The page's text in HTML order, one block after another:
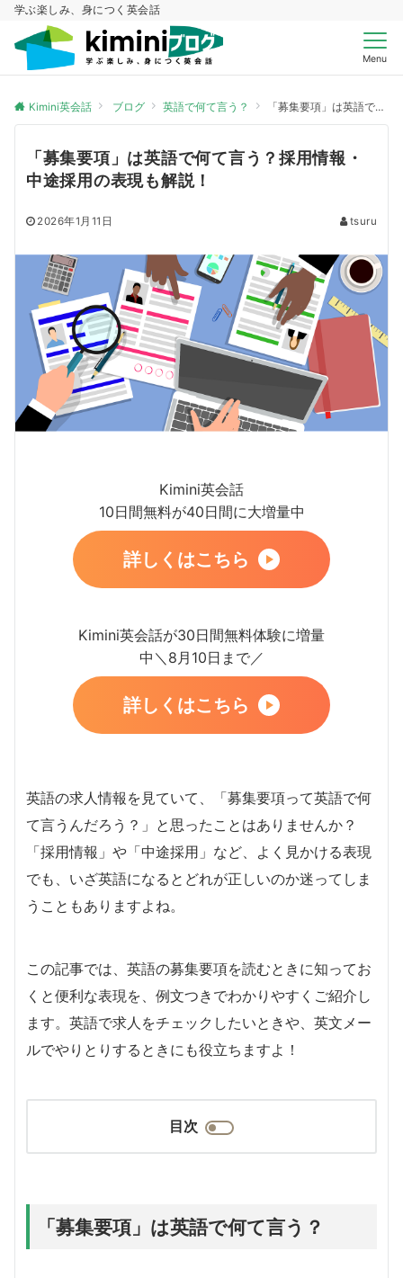
学ぶ楽しみ、身につく英会話
Menu
Kimini英会話 ブログ 英語で何て言う？ 「募集要項」は英語で何て言う？採用情報・中途採用の表現も解説！
「募集要項」は英語で何て言う？採用情報・
中途採用の表現も解説！
2026年1月11日 tsuru
Kimini英会話
10日間無料が40日間に大増量中
詳しくはこちら
Kimini英会話が30日間無料体験に増量
中＼8月10日まで／
詳しくはこちら
英語の求人情報を見ていて、「募集要項って英語で何
て言うんだろう？」と思ったことはありませんか？
「採用情報」や「中途採用」など、よく見かける表現
でも、いざ英語になるとどれが正しいのか迷ってしま
うこともありますよね。
この記事では、英語の募集要項を読むときに知ってお
くと便利な表現を、例文つきでわかりやすくご紹介し
ます。英語で求人をチェックしたいときや、英文メー
ルでやりとりするときにも役立ちますよ！
目次
「募集要項」は英語で何て言う？